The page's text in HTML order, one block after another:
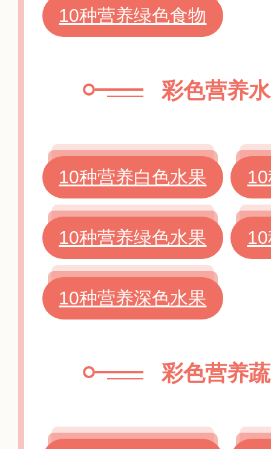
10种营养绿色食物
彩色营养
10种营养白色水果
10种营养绿色水果
10种营养深色水果
彩色营养